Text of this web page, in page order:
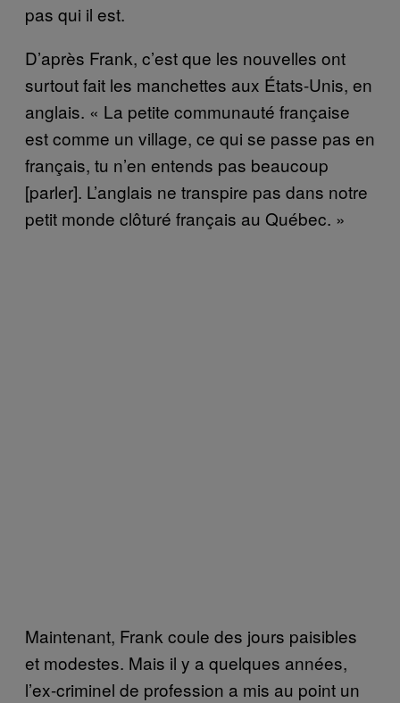
pas qui il est.
D’après Frank, c’est que les nouvelles ont
surtout fait les manchettes aux États-Unis, en
anglais. « La petite communauté française
est comme un village, ce qui se passe pas en
français, tu n’en entends pas beaucoup
[parler]. L’anglais ne transpire pas dans notre
petit monde clôturé français au Québec. »
Maintenant, Frank coule des jours paisibles
et modestes. Mais il y a quelques années,
l’ex-criminel de profession a mis au point un